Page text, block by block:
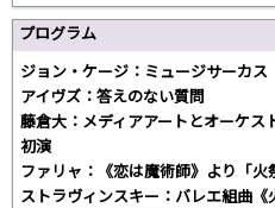
プログラム
ジョン・ケージ：ミュージサーカス
アイヴズ：答えのない質問
藤倉大：メディアアートとオーケ
初演
ファリャ：《恋は魔術師》より「火
ストラヴィンスキー：バレエ組曲《